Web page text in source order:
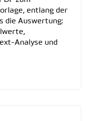
entlang der
die Auswertung:
Analyse und